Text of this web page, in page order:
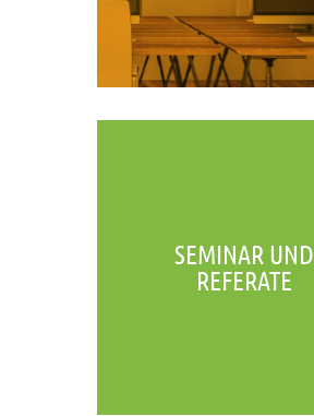
SEMINAR UND
REFERATE